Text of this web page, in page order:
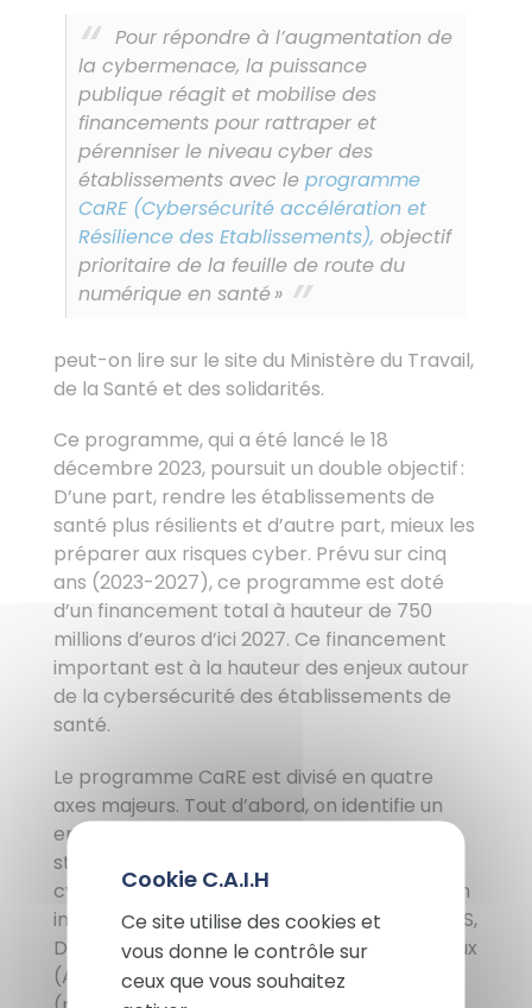
Ce site utilise des cookies et
vous donne le contrôle sur
ceux que vous souhaitez
Pour répondre à l’augmentation de
la cybermenace, la puissance
publique réagit et mobilise des
financements pour rattraper et
pérenniser le niveau cyber des
établissements avec le programme
CaRE (Cybersécurité accélération et
Résilience des Etablissements), objectif
prioritaire de la feuille de route du
numérique en santé »
peut-on lire sur le site du Ministère du Travail,
de la Santé et des solidarités.
Ce programme, qui a été lancé le 18
décembre 2023, poursuit un double objectif :
D’une part, rendre les établissements de
santé plus résilients et d’autre part, mieux les
préparer aux risques cyber. Prévu sur cinq
ans (2023-2027), ce programme est doté
d’un financement total à hauteur de 750
millions d’euros d’ici 2027. Ce financement
important est à la hauteur des enjeux autour
de la cybersécurité des établissements de
santé.
Le programme CaRE est divisé en quatre
axes majeurs. Tout d’abord, on identifie un
enjeu de gouvernance avec la volonté de
structurer la gouvernance de la
cybersécurité dans le secteur de la santé en
impliquant des acteurs nationaux (ANSSI, ANS,
Direction générale de l’offre soins), régionaux
(Agences régionales de santé) et locaux